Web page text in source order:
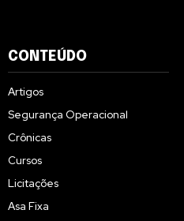
CONTEÚDO
Artigos
Segurança Operacional
Crônicas
Cursos
Licitações
Asa Fixa